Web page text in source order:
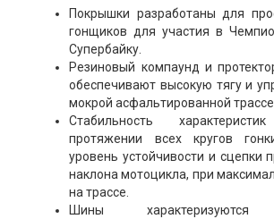
Покрышки разработаны для
гонщиков для участия в
Супербайку.
Резиновый компаунд и
обеспечивают высокую тягу и
мокрой асфальтированной трассе.
Стабильность
протяжении всех кругов
уровень устойчивости и сцепки
наклона мотоцикла, при
на трассе.
Шины характеризуются